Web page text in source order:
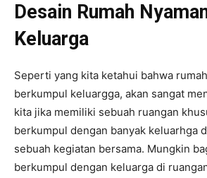
Desain Rumah
Keluarga
Seperti yang kita ketahui bahwa
berkumpul keluargga, akan sangat
kita jika memiliki sebuah ruangan
berkumpul dengan banyak keluarhga
sebuah kegiatan bersama. Mungkin
berkumpul dengan keluarga di